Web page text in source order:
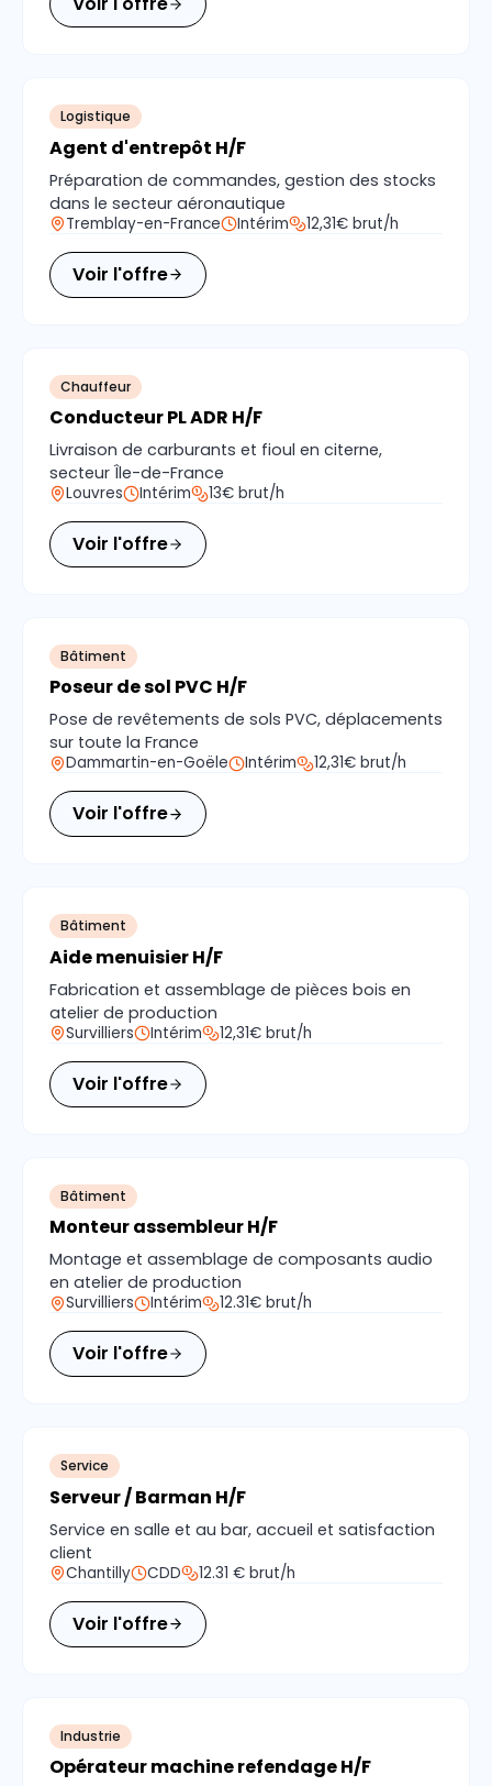
Logistique
Agent d'entrepôt H/F
Préparation de commandes, gestion des stocks
dans le secteur aéronautique
Tremblay-en-France Intérim 12,31€ brut/h
Voir l'offre
Chauffeur
Conducteur PL ADR H/F
Livraison de carburants et fioul en citerne,
secteur Île-de-France
Louvres Intérim 13€ brut/h
Voir l'offre
Bâtiment
Poseur de sol PVC H/F
Pose de revêtements de sols PVC, déplacements
sur toute la France
Dammartin-en-Goële Intérim 12,31€ brut/h
Voir l'offre
Bâtiment
Aide menuisier H/F
Fabrication et assemblage de pièces bois en
atelier de production
Survilliers Intérim 12,31€ brut/h
Voir l'offre
Bâtiment
Monteur assembleur H/F
Montage et assemblage de composants audio
en atelier de production
Survilliers Intérim 12.31€ brut/h
Voir l'offre
Service
Serveur / Barman H/F
Service en salle et au bar, accueil et satisfaction
client
Chantilly CDD 12.31 € brut/h
Voir l'offre
Industrie
Opérateur machine refendage H/F